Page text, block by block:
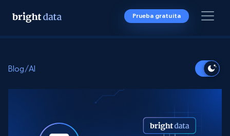
Prueba gratuita
Blog/AI